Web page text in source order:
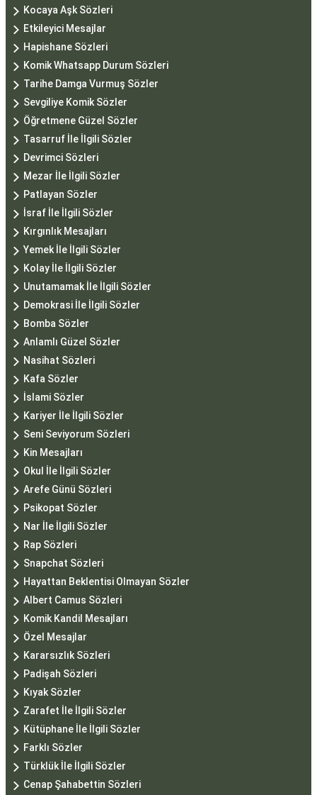
Kocaya Aşk Sözleri
Etkileyici Mesajlar
Hapishane Sözleri
Komik Whatsapp Durum Sözleri
Tarihe Damga Vurmuş Sözler
Sevgiliye Komik Sözler
Öğretmene Güzel Sözler
Tasarruf İle İlgili Sözler
Devrimci Sözleri
Mezar İle İlgili Sözler
Patlayan Sözler
İsraf İle İlgili Sözler
Kırgınlık Mesajları
Yemek İle İlgili Sözler
Kolay İle İlgili Sözler
Unutamamak İle İlgili Sözler
Demokrasi İle İlgili Sözler
Bomba Sözler
Anlamlı Güzel Sözler
Nasihat Sözleri
Kafa Sözler
İslami Sözler
Kariyer İle İlgili Sözler
Seni Seviyorum Sözleri
Kin Mesajları
Okul İle İlgili Sözler
Arefe Günü Sözleri
Psikopat Sözler
Nar İle İlgili Sözler
Rap Sözleri
Snapchat Sözleri
Hayattan Beklentisi Olmayan Sözler
Albert Camus Sözleri
Komik Kandil Mesajları
Özel Mesajlar
Kararsızlık Sözleri
Padişah Sözleri
Kıyak Sözler
Zarafet İle İlgili Sözler
Kütüphane İle İlgili Sözler
Farklı Sözler
Türklük İle İlgili Sözler
Cenap Şahabettin Sözleri